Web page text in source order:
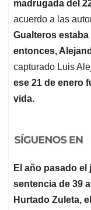
madrugada del
acuerdo a las
Gualteros
entonces,
capturado Luis
ese 21 de enero
vida.
El año pasado
sentencia de 39
Hurtado Zuleta,